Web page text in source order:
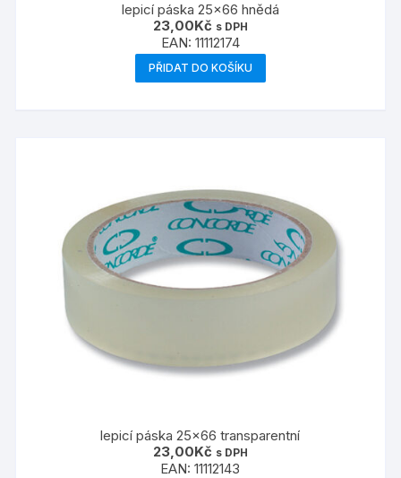
lepicí páska 25×66 hnědá
23,00Kč s DPH
EAN: 11112174
PŘIDAT DO KOŠÍKU
lepicí páska 25×66 transparentní
23,00Kč s DPH
EAN:11112143